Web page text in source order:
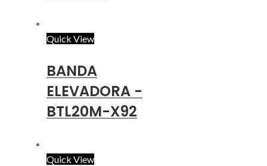
Quick View
BANDA
ELEVADORA -
BTL20M-X92
Quick View